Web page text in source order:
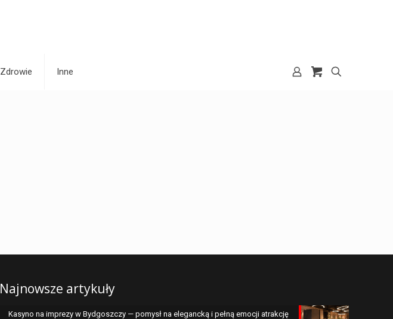
Zdrowie Inne
Najnowsze artykuły
Kasyno na imprezy w Bydgoszczy — pomysł na elegancką i pełną emocji atrakcję